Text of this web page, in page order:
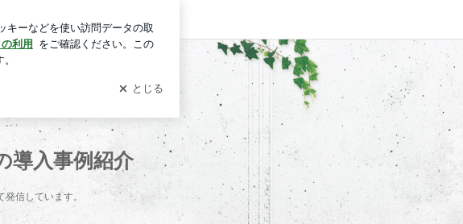
用品の選び方・賢いレンタル方法、福祉用具の導入事例紹介
ログイン
導入事例紹介
信しています。